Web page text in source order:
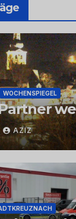
WOCHENSPIEGEL
Partner
AZIZ